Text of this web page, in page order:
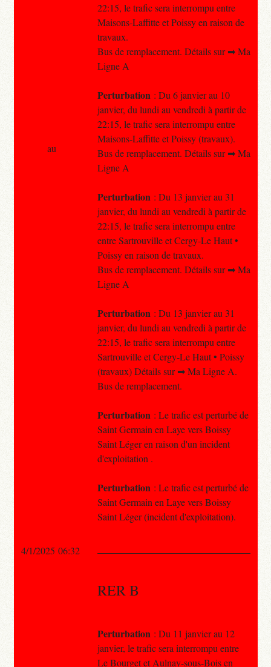
22:15, le trafic sera interrompu entre
Maisons-Laffitte et Poissy en raison de
travaux.
Bus de remplacement. Détails sur ➡ Ma
Ligne A
Perturbation : Du 6 janvier au 10
janvier, du lundi au vendredi à partir de
22:15, le trafic sera interrompu entre
Maisons-Laffitte et Poissy (travaux).
Bus de remplacement. Détails sur ➡ Ma
Ligne A
Perturbation : Du 13 janvier au 31
janvier, du lundi au vendredi à partir de
22:15, le trafic sera interrompu entre
entre Sartrouville et Cergy-Le Haut •
Poissy en raison de travaux.
Bus de remplacement. Détails sur ➡ Ma
Ligne A
Perturbation : Du 13 janvier au 31
janvier, du lundi au vendredi à partir de
22:15, le trafic sera interrompu entre
Sartrouville et Cergy-Le Haut • Poissy
(travaux) Détails sur ➡ Ma Ligne A.
Bus de remplacement.
Perturbation : Le trafic est perturbé de
Saint Germain en Laye vers Boissy
Saint Léger en raison d'un incident
d'exploitation .
Perturbation : Le trafic est perturbé de
Saint Germain en Laye vers Boissy
Saint Léger (incident d'exploitation).
RER B
Perturbation : Du 11 janvier au 12
janvier, le trafic sera interrompu entre
Le Bourget et Aulnay-sous-Bois en
au
4/1/2025 06:32